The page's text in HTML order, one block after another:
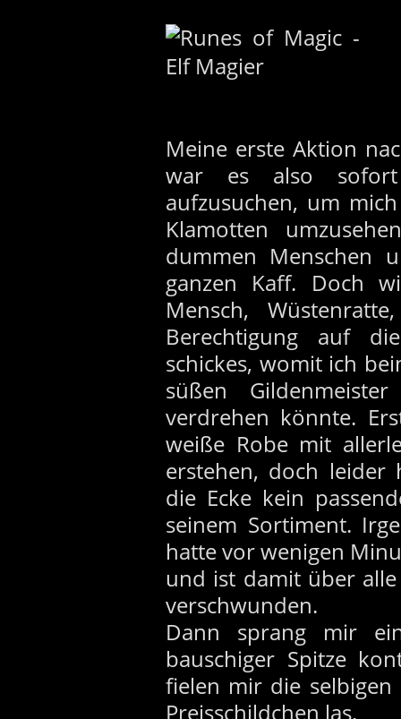
Meine erste Aktion
war es also sofort
aufzusuchen, um
Klamotten
dummen Menschen
ganzen Kaff. Doch
Mensch,
Berechtigung auf
schickes, womit ich
süßen
verdrehen könnte.
weiße Robe mit
erstehen, doch leider
die Ecke kein
seinem Sortiment.
hatte vor wenigen
und ist damit über
verschwunden.
Dann sprang mir
bauschiger Spitze
fielen mir die selbigen
Preisschildchen las.